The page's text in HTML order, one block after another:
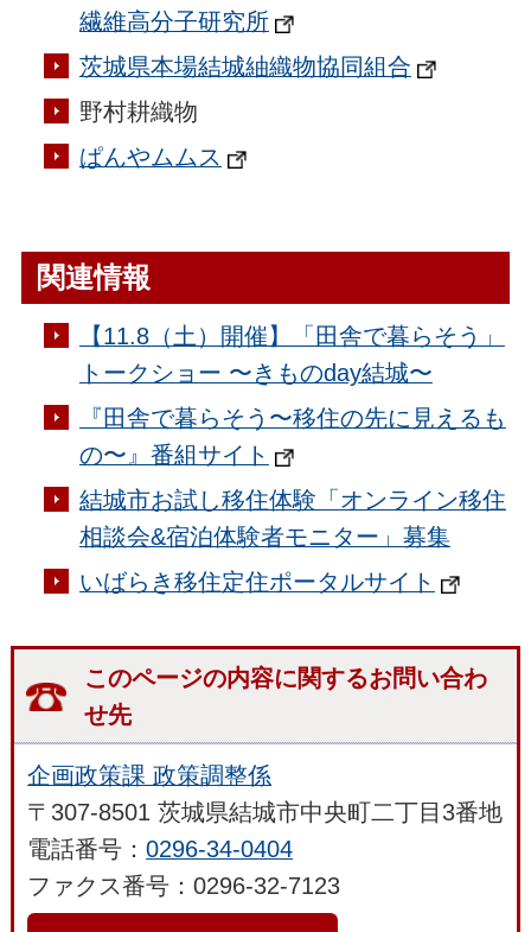
繊維高分子研究所
茨城県本場結城紬織物協同組合
野村耕織物
ぱんやムムス
関連情報
【11.8（土）開催】「田舎で暮らそう」
トークショー 〜きものday結城〜
『田舎で暮らそう〜移住の先に見えるも
の〜』番組サイト
結城市お試し移住体験「オンライン移住
相談会&宿泊体験者モニター」募集
いばらき移住定住ポータルサイト
このページの内容に関するお問い合わ
せ先
企画政策課 政策調整係
〒307-8501 茨城県結城市中央町二丁目3番地
電話番号：0296-34-0404
ファクス番号：0296-32-7123